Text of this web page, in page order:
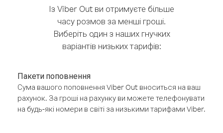
Із Viber Out ви отримуєте більше
часу розмов за менші гроші.
Виберіть один з наших гнучких
варіантів низьких тарифів:
Пакети поповнення
Сума вашого поповнення Viber Out вноситься на ваш
рахунок. За гроші на рахунку ви можете телефонувати
на будь-які номери в світі за низькими тарифами Viber.